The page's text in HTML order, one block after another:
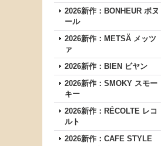
2026新作：BONHEUR ボヌ
ール
2026新作：METSÄ メッツ
ァ
2026新作：BIEN ビヤン
2026新作：SMOKY スモー
キー
2026新作：RÉCOLTE レコ
ルト
2026新作：CAFE STYLE